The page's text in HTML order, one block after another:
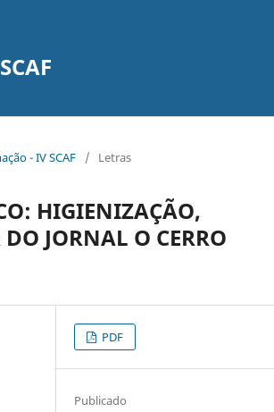
- IV SCAF / Letras
HIGIENIZAÇÃO,
JORNAL O CERRO
PDF
Publicado